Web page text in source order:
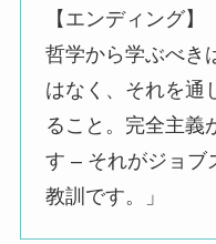
【エンディング
哲学から学ぶべき
はなく、それを通
ること。完全主義
す – それがジョブ
教訓です。」